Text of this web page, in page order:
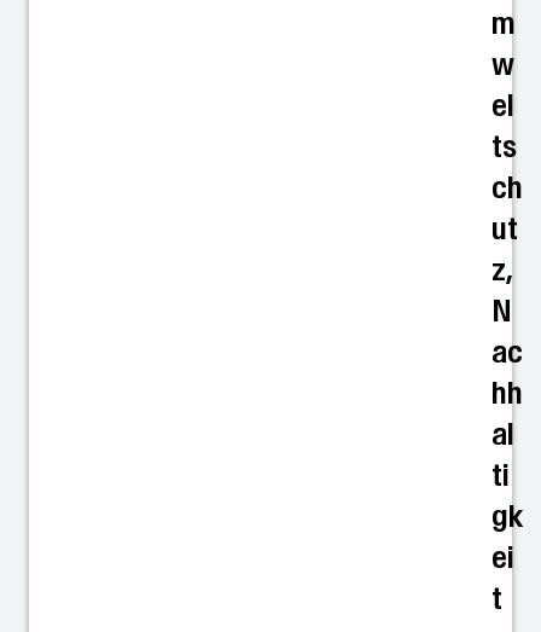
m
w
el
ts
ch
ut
z,
N
ac
hh
al
ti
gk
ei
t